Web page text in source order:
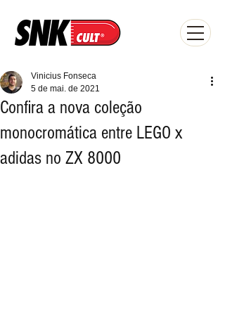
Confira a nova coleção
monocromática entre LEGO x
adidas no ZX 8000
Vinicius Fonseca
5 de mai. de 2021